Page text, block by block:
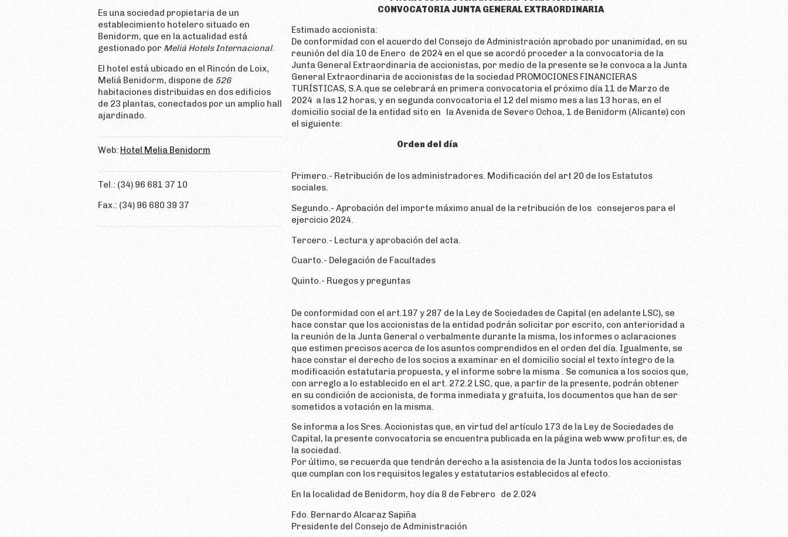
CONVOCATORIA JUNTA GENERAL EXTRAORDINARIA
Estimado accionista:
De conformidad con el acuerdo del Consejo de Administración aprobado por unanimidad, en su
reunión del día 10 de Enero de 2024 en el que se acordó proceder a la convocatoria de la
Junta General Extraordinaria de accionistas, por medio de la presente se le convoca a la Junta
General Extraordinaria de accionistas de la sociedad PROMOCIONES FINANCIERAS
TURÍSTICAS, S.A.que se celebrará en primera convocatoria el próximo día 11 de Marzo de
2024 a las 12 horas, y en segunda convocatoria el 12 del mismo mes a las 13 horas, en el
domicilio social de la entidad sito en la Avenida de Severo Ochoa, 1 de Benidorm (Alicante) con
el siguiente:
Orden del día
Primero.- Retribución de los administradores. Modificación del art 20 de los Estatutos
sociales.
Segundo.- Aprobación del importe máximo anual de la retribución de los consejeros para el
ejercicio 2024.
Tercero.- Lectura y aprobación del acta.
Cuarto.- Delegación de Facultades
Quinto.- Ruegos y preguntas
De conformidad con el art.197 y 287 de la Ley de Sociedades de Capital (en adelante LSC), se
hace constar que los accionistas de la entidad podrán solicitar por escrito, con anterioridad a
la reunión de la Junta General o verbalmente durante la misma, los informes o aclaraciones
que estimen precisos acerca de los asuntos comprendidos en el orden del día. Igualmente, se
hace constar el derecho de los socios a examinar en el domicilio social el texto íntegro de la
modificación estatutaria propuesta, y el informe sobre la misma . Se comunica a los socios que,
con arreglo a lo establecido en el art. 272.2 LSC, que, a partir de la presente, podrán obtener
en su condición de accionista, de forma inmediata y gratuita, los documentos que han de ser
sometidos a votación en la misma.
Se informa a los Sres. Accionistas que, en virtud del artículo 173 de la Ley de Sociedades de
Capital, la presente convocatoria se encuentra publicada en la página web www.profitur.es, de
la sociedad.
Por último, se recuerda que tendrán derecho a la asistencia de la Junta todos los accionistas
que cumplan con los requisitos legales y estatutarios establecidos al efecto.
En la localidad de Benidorm, hoy día 8 de Febrero de 2.024
Fdo. Bernardo Alcaraz Sapiña
Presidente del Consejo de Administración
Es una sociedad propietaria de un
establecimiento hotelero situado en
Benidorm, que en la actualidad está
gestionado por Meliá Hotels Internacional.
El hotel está ubicado en el Rincón de Loix,
Meliá Benidorm, dispone de 526
habitaciones distribuidas en dos edificios
de 23 plantas, conectados por un amplio hall
ajardinado.
Web: Hotel Melia Benidorm
Tel.: (34) 96 681 37 10
Fax.: (34) 96 680 39 37